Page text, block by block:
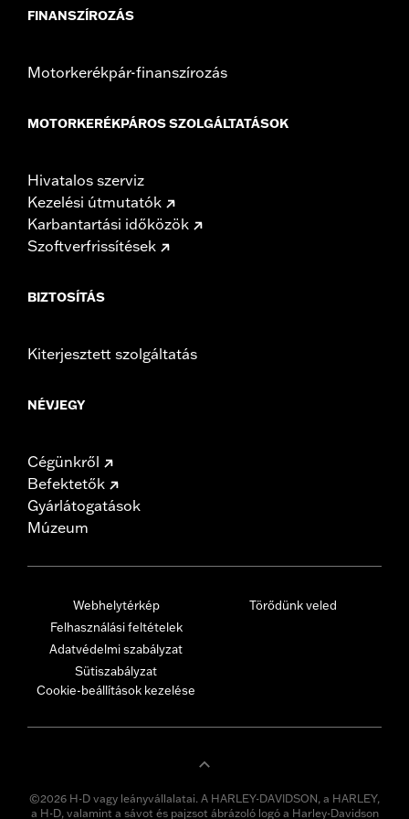
FINANSZÍROZÁS
Motorkerékpár-finanszírozás
MOTORKERÉKPÁROS SZOLGÁLTATÁSOK
Hivatalos szerviz
Kezelési útmutatók
Karbantartási időközök
Szoftverfrissítések
BIZTOSÍTÁS
Kiterjesztett szolgáltatás
NÉVJEGY
Cégünkről
Befektetők
Gyárlátogatások
Múzeum
Webhelytérkép
Felhasználási feltételek
Adatvédelmi szabályzat
Sütiszabályzat
Cookie-beállítások kezelése
Törődünk veled
©2026 H-D vagy leányvállalatai. A HARLEY-DAVIDSON, a HARLEY,
a H-D, valamint a sávot és pajzsot ábrázoló logó a Harley-Davidson